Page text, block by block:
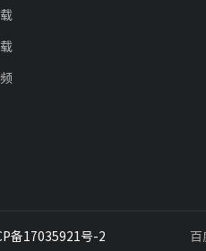
备17035921号-2 百